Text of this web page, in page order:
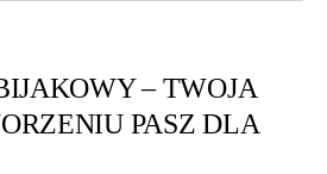
– TWOJA
PASZ DLA